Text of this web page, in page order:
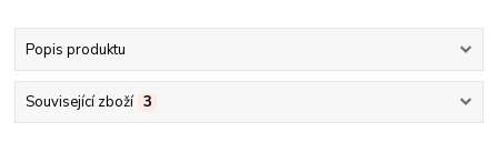
Popis produktu
Související zboží 3